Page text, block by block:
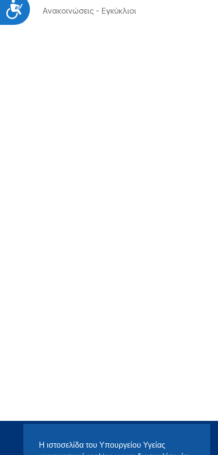
Η ιστοσελίδα του Υπουργείου Υγείας
Προσιτότητα
Ανακοινώσεις - Εγκύκλιοι